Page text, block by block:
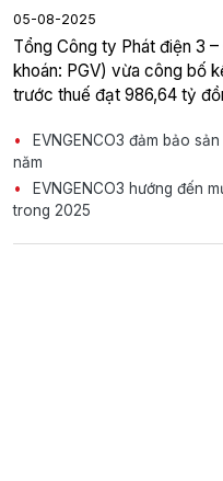
05-08-2025
Tổng Công ty Phát điện 3
khoán: PGV) vừa công bố
trước thuế đạt 986,64 tỷ
EVNGENCO3 đảm bảo
năm
EVNGENCO3 hướng đến
trong 2025